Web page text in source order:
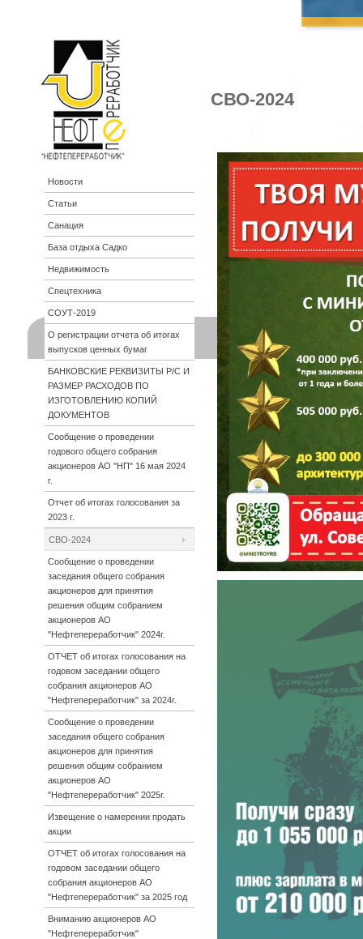
Новости
Статьи
Санация
База отдыха Садко
Недвижимость
Спецтехника
СОУТ-2019
О регистрации отчета об итогах
выпусков ценных бумаг
БАНКОВСКИЕ РЕКВИЗИТЫ Р/С И
РАЗМЕР РАСХОДОВ ПО
ИЗГОТОВЛЕНИЮ КОПИЙ
ДОКУМЕНТОВ
Сообщение о проведении
годового общего собрания
акционеров АО "НП" 16 мая 2024
г.
Отчет об итогах голосования за
2023 г.
СВО-2024
Сообщение о проведении
заседания общего собрания
акционеров для принятия
решения общим собранием
акционеров АО
"Нефтепереработчик" 2024г.
ОТЧЕТ об итогах голосования на
годовом заседании общего
собрания акционеров АО
"Нефтепереработчик" за 2024г.
Сообщение о проведении
заседания общего собрания
акционеров для принятия
решения общим собранием
акционеров АО
"Нефтепереработчик" 2025г.
Извещение о намерении продать
акции
ОТЧЕТ об итогах голосования на
годовом заседании общего
собрания акционеров АО
"Нефтепереработчик" за 2025 год
Вниманию акционеров АО
"Нефтепереработчик"
СВО-2024